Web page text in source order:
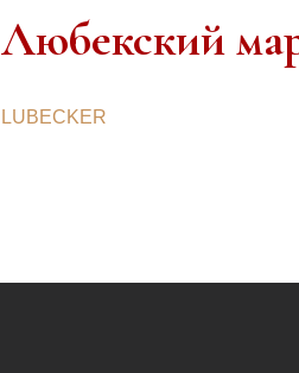
Любекский
LUBECKER